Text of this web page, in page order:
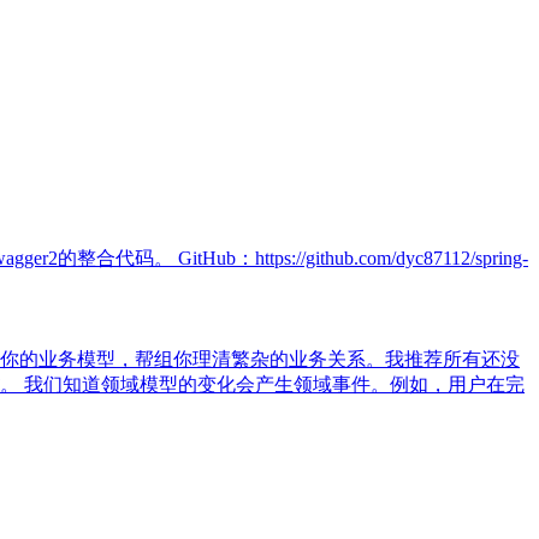
的整合代码。 GitHub：https://github.com/dyc87112/spring-
的业务模型，帮组你理清繁杂的业务关系。我推荐所有还没
我们知道领域模型的变化会产生领域事件。例如，用户在完